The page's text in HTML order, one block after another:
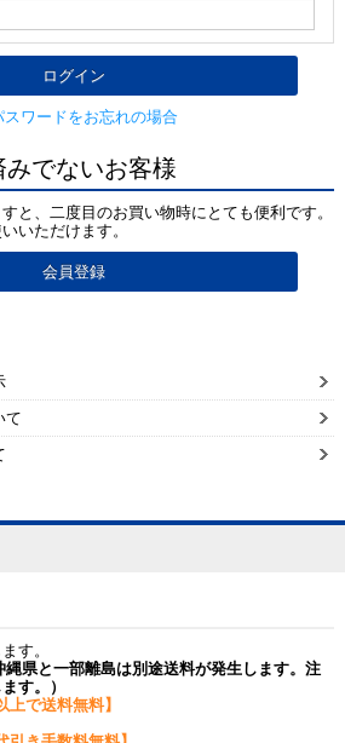
スワードをお忘れの場合
みでないお客様
と、二度目のお買い物時にとても便利です。
いただけます。
て
す。
県と一部離島は別途送料が発生します。注
す。）
上で送料無料】